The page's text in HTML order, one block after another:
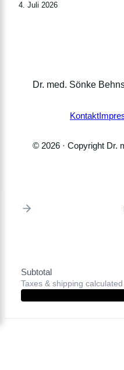
4. Juli 2026
Dr. med. Sönke
Kontakt
© 2026 · Copyright Dr.
Subtotal
Taxes & shipping